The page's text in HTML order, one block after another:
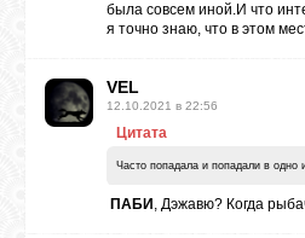
была совсем иной.И что
я точно знаю, что в этом
VEL
12.10.2021 в 22:56
Цитата
Часто попадала и попадали в
ПAБИ , Дэжавю? Когда